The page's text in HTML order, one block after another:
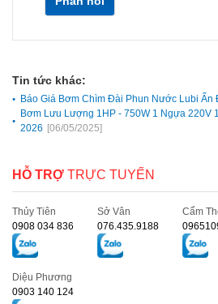
Tin tức khác:
Báo Giá Bơm Chìm Đài Phun Nước Lubi Ấn
Bơm Lưu Lượng 1HP - 750W 1 Ngựa 220V
2026 [06/05/2025]
HỖ TRỢ TRỰC TUYẾN
Thủy Tiên
0908 034 836
Sở Vân
076.435.9188
Cẩm
Diệu Phương
0903 140 124